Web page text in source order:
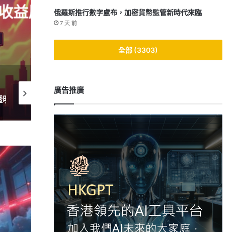
MEV如何影響2025年去
俄羅斯推行數字盧布，加密貨幣監管新時代來臨
7 天 前
全部 (3303)
廣告推廣